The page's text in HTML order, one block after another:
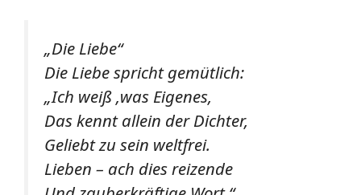
„Die Liebe“
Die Liebe spricht gemütlich:
„Ich weiß ‚was Eigenes,
Das kennt allein der Dichter,
Geliebt zu sein weltfrei.
Lieben – ach dies reizende